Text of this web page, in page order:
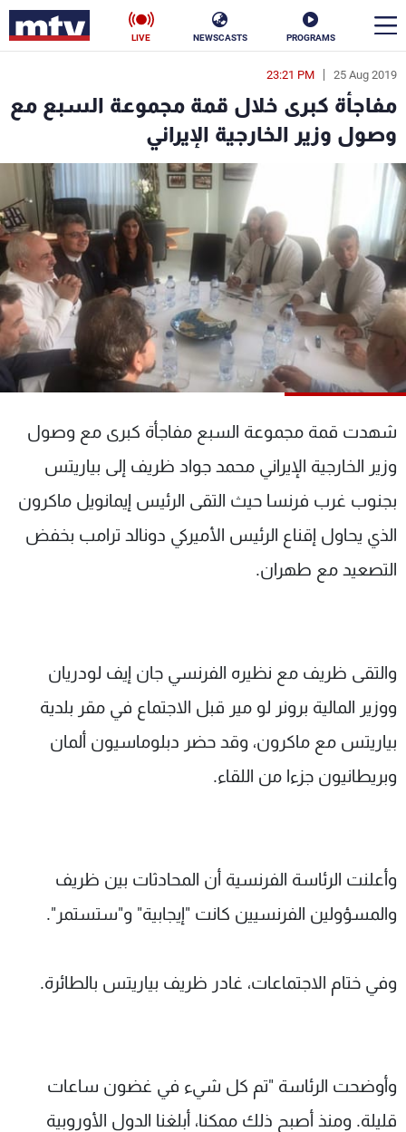
PROGRAMS
NEWSCASTS
LIVE
25 Aug 2019
23:21 PM
مفاجأة كبرى خلال قمة مجموعة السبع مع
وصول وزير الخارجية الإيراني
شهدت قمة مجموعة السبع مفاجأة كبرى مع وصول
وزير الخارجية الإيراني محمد جواد ظريف إلى بياريتس
بجنوب غرب فرنسا حيث التقى الرئيس إيمانويل ماكرون
الذي يحاول إقناع الرئيس الأميركي دونالد ترامب بخفض
التصعيد مع طهران.
والتقى ظريف مع نظيره الفرنسي جان إيف لودريان
ووزير المالية برونر لو مير قبل الاجتماع في مقر بلدية
بياريتس مع ماكرون، وقد حضر دبلوماسيون ألمان
وبريطانيون جزءا من اللقاء.
وأعلنت الرئاسة الفرنسية أن المحادثات بين ظريف
والمسؤولين الفرنسيين كانت "إيجابية" و"ستستمر".
وفي ختام الاجتماعات، غادر ظريف بياريتس بالطائرة.
وأوضحت الرئاسة "تم كل شيء في غضون ساعات
قليلة. ومنذ أصبح ذلك ممكنا، أبلغنا الدول الأوروبية
en
الأخبار
سياسة ناس
إقتصاد
منوعات رياضة
كأس العالم
البرامج
جدول البرامج
شاهد البرامج
عن MTV
الإنـتـاج
لاعلاناتكم
وظائف
تواصل معنا
شروط الإسـتخدام